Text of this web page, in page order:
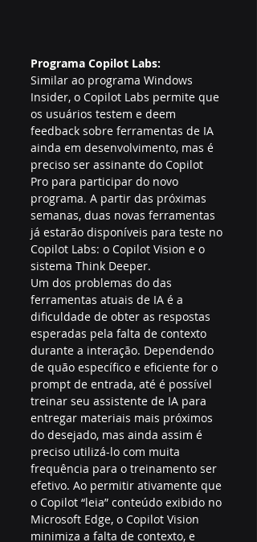
Programa Copilot Labs:
Similar ao programa Windows
Insider, o Copilot Labs permite que
os usuários testem e deem
feedback sobre ferramentas de IA
ainda em desenvolvimento, mas é
preciso ser assinante do Copilot
Pro para participar do novo
programa. A partir das próximas
semanas, duas novas ferramentas
já estarão disponíveis para teste no
Copilot Labs: o Copilot Vision e o
sistema Think Deeper.
Um dos problemas do das
ferramentas atuais de IA é a
dificuldade de obter as respostas
esperadas pela falta de contexto
durante a interação. Dependendo
de quão específico e eficiente for o
prompt de entrada, até é possível
treinar seu assistente de IA para
entregar materiais mais próximos
do desejado, mas ainda assim é
preciso utilizá-lo com muita
frequência para o treinamento ser
efetivo. Ao permitir ativamente que
o Copilot “leia” conteúdo exibido no
Microsoft Edge, o Copilot Vision
minimiza a falta de contexto, e